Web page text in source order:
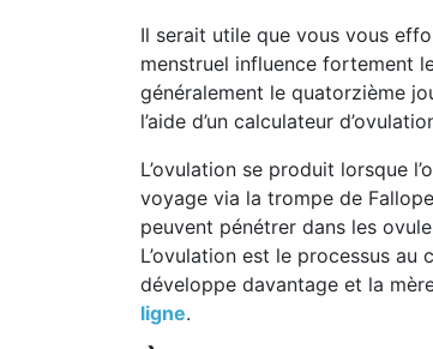
Il serait utile que vous vous
menstruel influence fortement
généralement le quatorzième
l’aide d’un calculateur
L’ovulation se produit lorsque
voyage via la trompe de
peuvent pénétrer dans les
L’ovulation est le processus au
développe davantage et la
ligne.